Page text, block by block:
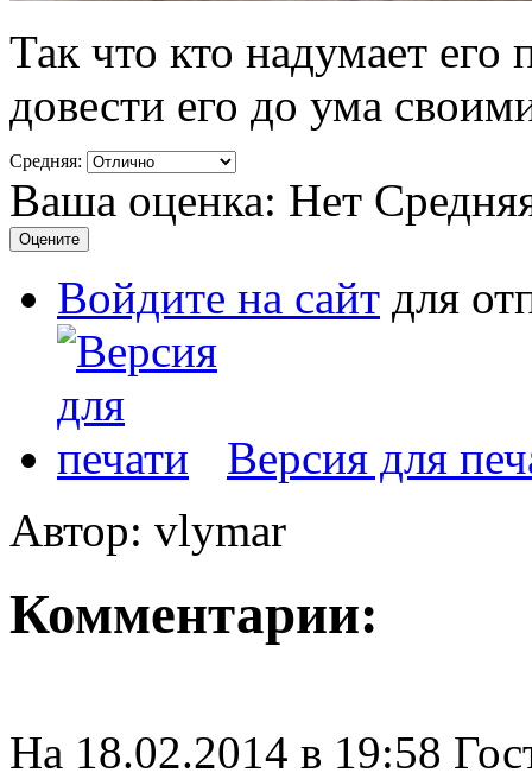
Так что кто надумает его
довести его до ума
Средняя:
Ваша оценка: Нет
Войдите на сайт для
Версия для
Автор: vlymar
Комментарии:
На 18.02.2014 в 19:58